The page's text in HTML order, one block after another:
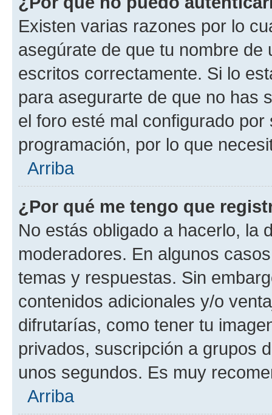
Existen varias razones por lo
asegúrate de que tu nombre
escritos correctamente. Si lo
para asegurarte de que no has
el foro esté mal configurado
programación, por lo que
Arriba
¿Por qué me tengo que
No estás obligado a hacerlo, la
moderadores. En algunos
temas y respuestas. Sin
contenidos adicionales y/o
difrutarías, como tener tu
privados, suscripción a grupos
unos segundos. Es muy
Arriba